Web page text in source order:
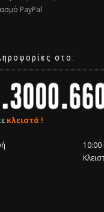
PayPal
στο:
κλειστά !